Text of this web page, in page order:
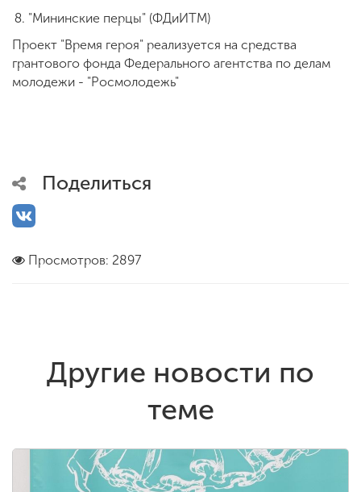
"Мининские перцы" (ФДиИТМ)
Проект "Время героя" реализуется на средства
грантового фонда Федерального агентства по делам
молодежи - "Росмолодежь"
Поделиться
Просмотров: 2897
Другие новости по
теме